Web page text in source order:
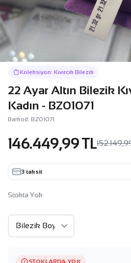
Koleksiyon: Kıvırcık Bilezik
22 Ayar Altın Bilezik
Kadın - BZ01071
Barkod: BZ01071
146.449,99 TL
3 taksit ·
Stokta Yok
STOKLARDA YOK